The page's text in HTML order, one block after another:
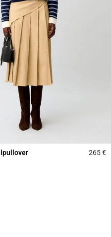
Rating 265 €